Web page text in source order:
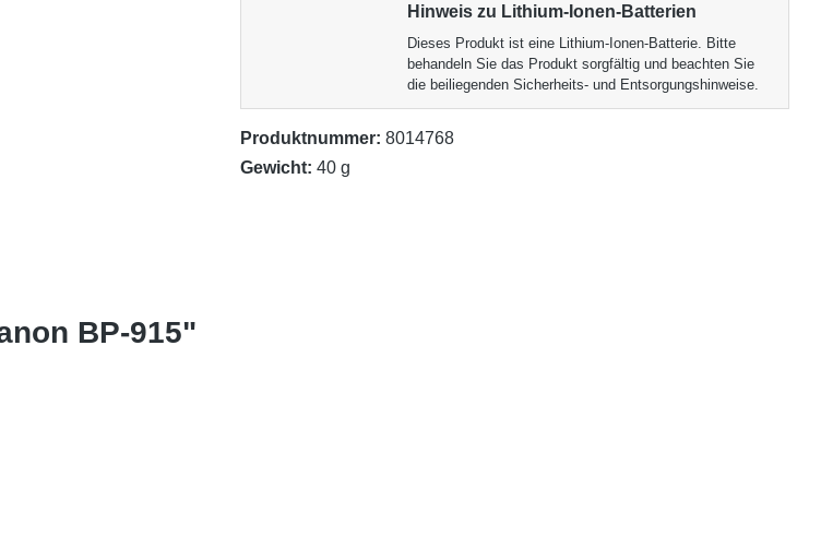
Hinweis zu Lithium-Ionen-Batterien
Dieses Produkt ist eine Lithium-Ionen-Batterie. Bitte
behandeln Sie das Produkt sorgfältig und beachten Sie
die beiliegenden Sicherheits- und Entsorgungshinweise.
Produktnummer: 8014768
Gewicht: 40 g
BP-915"